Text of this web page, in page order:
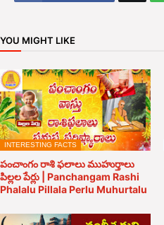
YOU MIGHT LIKE
INTERESTING FACTS
పంచాంగం రాశి ఫలాలు ముహుర్తాలు
పిల్లల పేర్లు | Panchangam Rashi
Phalalu Pillala Perlu Muhurtalu